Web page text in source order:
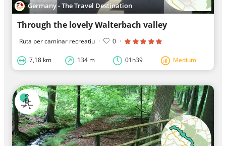
Germany - The Travel Destination
Through the lovely Walterbach valley
Ruta per caminar recreatiu · 0 ·
7,18 km 134 m 01h39 Medium